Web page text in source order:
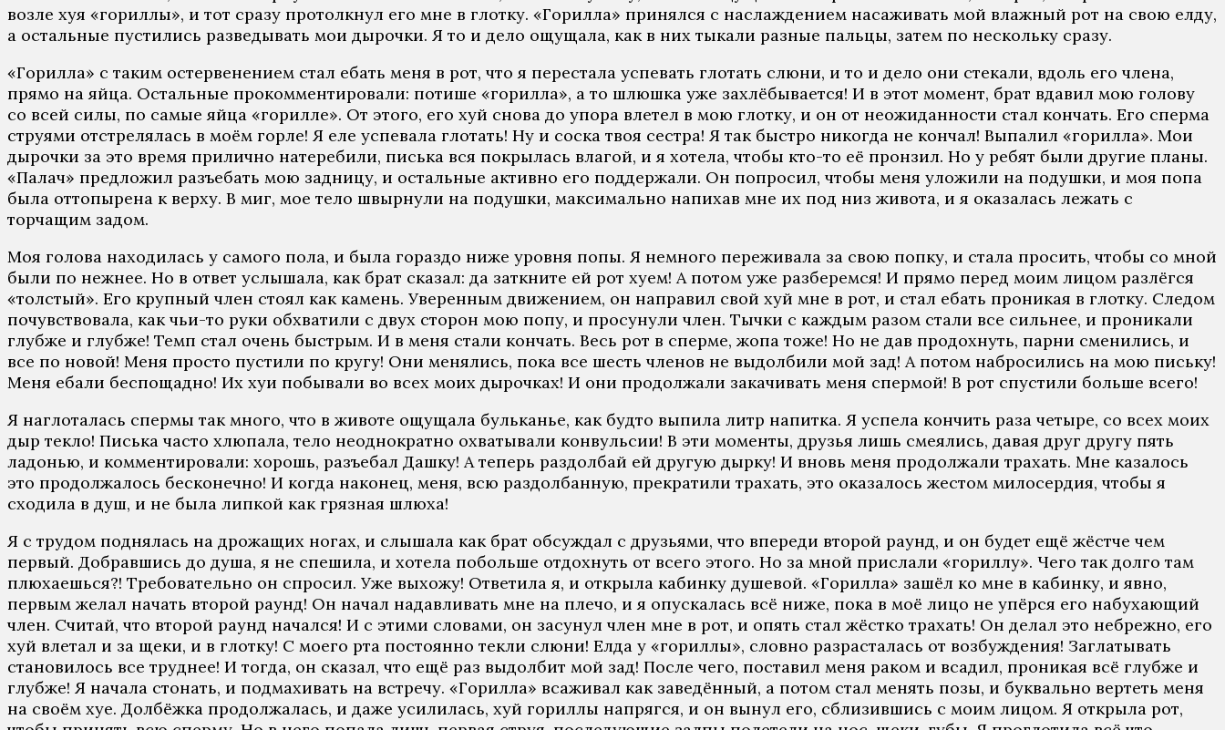
возле хуя «гориллы», и тот сразу протолкнул его мне в глотку. «Горилла» принялся с наслаждением насаживать мой влажный рот на свою елду,
а остальные пустились разведывать мои дырочки. Я то и дело ощущала, как в них тыкали разные пальцы, затем по нескольку сразу.
«Горилла» с таким остервенением стал ебать меня в рот, что я перестала успевать глотать слюни, и то и дело они стекали, вдоль его члена,
прямо на яйца. Остальные прокомментировали: потише «горилла», а то шлюшка уже захлёбывается! И в этот момент, брат вдавил мою голову
со всей силы, по самые яйца «горилле». От этого, его хуй снова до упора влетел в мою глотку, и он от неожиданности стал кончать. Его сперма
струями отстрелялась в моём горле! Я еле успевала глотать! Ну и соска твоя сестра! Я так быстро никогда не кончал! Выпалил «горилла». Мои
дырочки за это время прилично натеребили, писька вся покрылась влагой, и я хотела, чтобы кто-то её пронзил. Но у ребят были другие планы.
«Палач» предложил разъебать мою задницу, и остальные активно его поддержали. Он попросил, чтобы меня уложили на подушки, и моя попа
была оттопырена к верху. В миг, мое тело швырнули на подушки, максимально напихав мне их под низ живота, и я оказалась лежать с
торчащим задом.
Моя голова находилась у самого пола, и была гораздо ниже уровня попы. Я немного переживала за свою попку, и стала просить, чтобы со мной
были по нежнее. Но в ответ услышала, как брат сказал: да заткните ей рот хуем! А потом уже разберемся! И прямо перед моим лицом разлёгся
«толстый». Его крупный член стоял как камень. Уверенным движением, он направил свой хуй мне в рот, и стал ебать проникая в глотку. Следом
почувствовала, как чьи-то руки обхватили с двух сторон мою попу, и просунули член. Тычки с каждым разом стали все сильнее, и проникали
глубже и глубже! Темп стал очень быстрым. И в меня стали кончать. Весь рот в сперме, жопа тоже! Но не дав продохнуть, парни сменились, и
все по новой! Меня просто пустили по кругу! Они менялись, пока все шесть членов не выдолбили мой зад! А потом набросились на мою письку!
Меня ебали беспощадно! Их хуи побывали во всех моих дырочках! И они продолжали закачивать меня спермой! В рот спустили больше всего!
Я наглоталась спермы так много, что в животе ощущала бульканье, как будто выпила литр напитка. Я успела кончить раза четыре, со всех моих
дыр текло! Писька часто хлюпала, тело неоднократно охватывали конвульсии! В эти моменты, друзья лишь смеялись, давая друг другу пять
ладонью, и комментировали: хорошь, разъебал Дашку! А теперь раздолбай ей другую дырку! И вновь меня продолжали трахать. Мне казалось
это продолжалось бесконечно! И когда наконец, меня, всю раздолбанную, прекратили трахать, это оказалось жестом милосердия, чтобы я
сходила в душ, и не была липкой как грязная шлюха!
Я с трудом поднялась на дрожащих ногах, и слышала как брат обсуждал с друзьями, что впереди второй раунд, и он будет ещё жёстче чем
первый. Добравшись до душа, я не спешила, и хотела побольше отдохнуть от всего этого. Но за мной прислали «гориллу». Чего так долго там
плюхаешься?! Требовательно он спросил. Уже выхожу! Ответила я, и открыла кабинку душевой. «Горилла» зашёл ко мне в кабинку, и явно,
первым желал начать второй раунд! Он начал надавливать мне на плечо, и я опускалась всё ниже, пока в моё лицо не упёрся его набухающий
член. Считай, что второй раунд начался! И с этими словами, он засунул член мне в рот, и опять стал жёстко трахать! Он делал это небрежно, его
хуй влетал и за щеки, и в глотку! С моего рта постоянно текли слюни! Елда у «гориллы», словно разрасталась от возбуждения! Заглатывать
становилось все труднее! И тогда, он сказал, что ещё раз выдолбит мой зад! После чего, поставил меня раком и всадил, проникая всё глубже и
глубже! Я начала стонать, и подмахивать на встречу. «Горилла» всаживал как заведённый, а потом стал менять позы, и буквально вертеть меня
на своём хуе. Долбёжка продолжалась, и даже усилилась, хуй гориллы напрягся, и он вынул его, сблизившись с моим лицом. Я открыла рот,